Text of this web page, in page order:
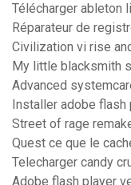
Télécharger ableton
Réparateur de
Civilization vi rise
My little blacksmith
Advanced
Installer adobe flash
Street of rage
Quest ce que le
Telecharger candy
Adobe flash player